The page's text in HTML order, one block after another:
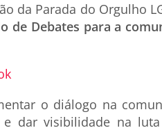
da Parada do Orgulho
de Debates para a
o diálogo na
e dar visibilidade na